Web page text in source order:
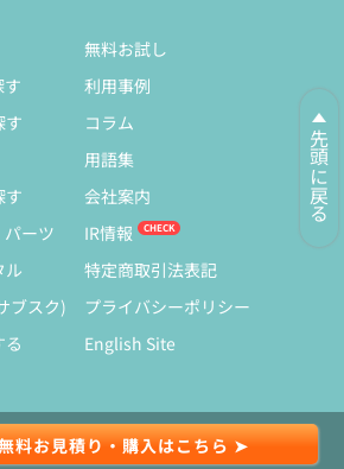
料お見積り・購入はこちら ➤
先頭に戻る
す
す
す
ーツ
ル
ブスク)
る
無料お試し
利用事例
コラム
用語集
会社案内
IR情報
特定商取引法表記
プライバシーポリシー
English Site
1991-2026 Exseli Co., Ltd.